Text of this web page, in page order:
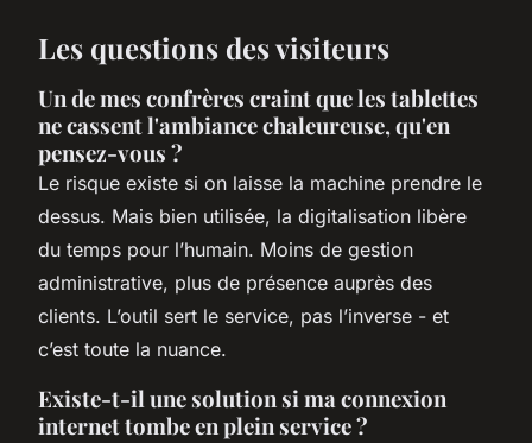
Les questions des visiteurs
Un de mes confrères craint que les tablettes
ne cassent l'ambiance chaleureuse, qu'en
pensez-vous ?
Le risque existe si on laisse la machine prendre le
dessus. Mais bien utilisée, la digitalisation libère
du temps pour l’humain. Moins de gestion
administrative, plus de présence auprès des
clients. L’outil sert le service, pas l’inverse - et
c’est toute la nuance.
Existe-t-il une solution si ma connexion
internet tombe en plein service ?